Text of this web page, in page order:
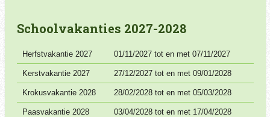
Schoolvakanties 2027-2028
Herfstvakantie 2027 01/11/2027 tot en met 07/11/2027
Kerstvakantie 2027 27/12/2027 tot en met 09/01/2028
Krokusvakantie 2028 28/02/2028 tot en met 05/03/2028
Paasvakantie 2028 03/04/2028 tot en met 17/04/2028